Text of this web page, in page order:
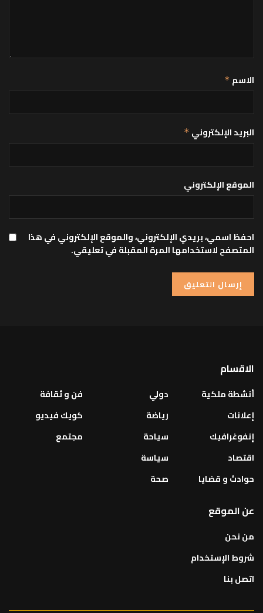
الاسم *
البريد الإلكتروني *
الموقع الإلكتروني
احفظ اسمي، بريدي الإلكتروني، والموقع الإلكتروني في هذا
المتصفح لاستخدامها المرة المقبلة في تعليقي.
الاقسام
أنشطة ملكية
إعلانات
إنفوغرافيك
اقتصاد
حوادث و قضايا
دولي
رياضة
سياحة
سياسة
صحة
فن و ثقافة
كويك فيديو
مجتمع
عن الموقع
من نحن
شروط الإستخدام
اتصل بنا